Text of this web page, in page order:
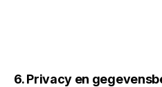
6. Privacy en